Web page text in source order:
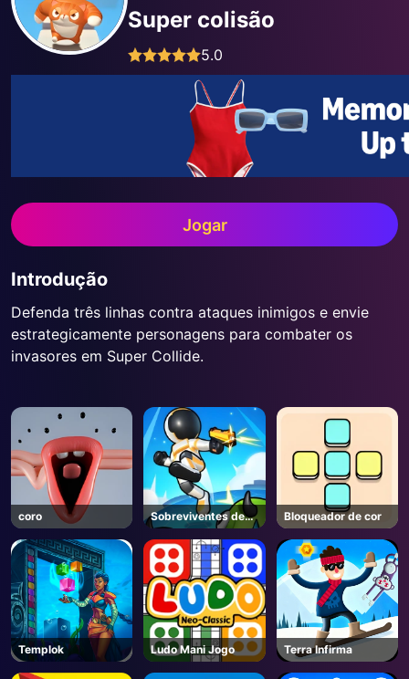
Super colisão
5.0
Jogar
Introdução
Defenda três linhas contra ataques inimigos e envie
estrategicamente personagens para combater os
invasores em Super Collide.
coro
Sobreviventes de
Marte
Bloqueador de cor
Templok Ludo Mani Jogo Terra Infirma